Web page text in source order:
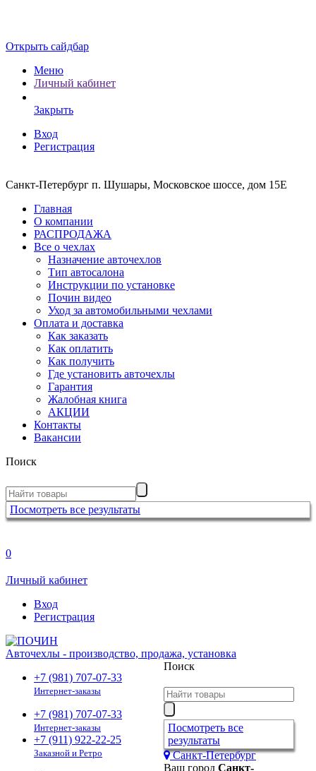
Открыть сайдбар
Меню
Личный кабинет
Закрыть
Вход
Регистрация
Санкт-Петербург п. Шушары, Московское шоссе, дом 15Е
Главная
О компании
РАСПРОДАЖА
Все о чехлах
Назначение авточехлов
Тип автосалона
Инструкции по установке
Почин видео
Уход за автомобильными чехлами
Оплата и доставка
Как заказать
Как оплатить
Как получить
Где установить авточехлы
Гарантия
Жалобная книга
АКЦИИ
Контакты
Вакансии
Поиск
Посмотреть все результаты
0
Личный кабинет
Вход
Регистрация
Авточехлы - производство, продажа, установка
+7 (981) 707-07-33
Интернет-заказы
+7 (981) 707-07-33
Интернет-заказы
+7 (911) 922-22-25
Заказной и Ретро
Поиск
Посмотреть все
результаты
Санкт-Петербург
Ваш город Санкт-